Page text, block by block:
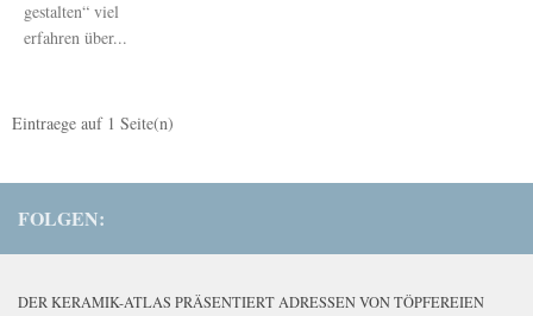
gestalten“ viel
erfahren über...
Eintraege auf 1 Seite(n)
FOLGEN:
DER KERAMIK-ATLAS PRÄSENTIERT ADRESSEN VON TÖPFEREIEN